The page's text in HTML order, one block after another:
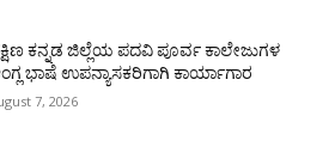
ಕನ್ನಡ ಜಿಲ್ಲೆಯ ಪದವಿ ಪೂರ್ವ ಕಾಲೇಜುಗಳ
ಭಾಷೆ ಉಪನ್ಯಾಸಕರಿಗಾಗಿ ಕಾರ್ಯಾಗಾರ
7, 2026